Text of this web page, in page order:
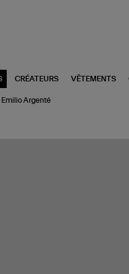
CRÉATEURS VÊTEMENTS
Emilio Argenté